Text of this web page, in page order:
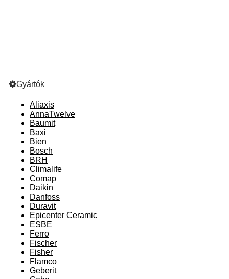
Gyártók
Aliaxis
AnnaTwelve
Baumit
Baxi
Bien
Bosch
BRH
Climalife
Comap
Daikin
Danfoss
Duravit
Epicenter Ceramic
ESBE
Ferro
Fischer
Fisher
Flamco
Geberit